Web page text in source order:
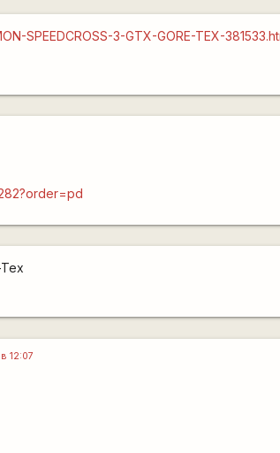
SPEEDCROSS-3-GTX-GORE-TEX-
12:07